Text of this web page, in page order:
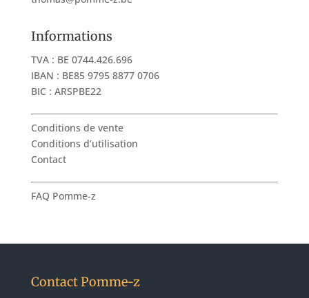
Informations
TVA : BE 0744.426.696
IBAN : BE85 9795 8877 0706
BIC : ARSPBE22
Conditions de vente
Conditions d’utilisation
Contact
FAQ Pomme-z
Contact Pomme-z